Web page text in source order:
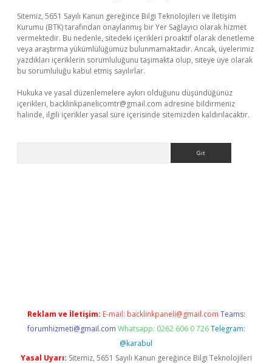
Sitemiz, 5651 Sayılı Kanun gereğince Bilgi Teknolojileri ve İletişim
Kurumu (BTK) tarafından onaylanmış bir Yer Sağlayıcı olarak hizmet
vermektedir. Bu nedenle, sitedeki içerikleri proaktif olarak denetleme
veya araştırma yükümlülüğümüz bulunmamaktadır. Ancak, üyelerimiz
yazdıkları içeriklerin sorumluluğunu taşımakta olup, siteye üye olarak
bu sorumluluğu kabul etmiş sayılırlar.
Hukuka ve yasal düzenlemelere aykırı olduğunu düşündüğünüz
içerikleri, backlinkpanelicomtr@gmail.com adresine bildirmeniz
halinde, ilgili içerikler yasal süre içerisinde sitemizden kaldırılacaktır.
Reklam ve İletişim: E-mail: backlinkpaneli@gmail.com Teams:
forumhizmeti@gmail.com Whatsapp: 0262 606 0 726 Telegram:
@karabul
Yasal Uyarı: Sitemiz, 5651 Sayılı Kanun gereğince Bilgi Teknolojileri